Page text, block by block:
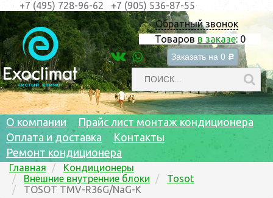
Обратный звонок
Товаров в заказе: 0
Заказать на 0 c
+7 (495) 728-96-62 +7 (905) 536-87-55
О компании
Прайс лист монтаж кондиционера
Оплата и доставка
Контакты
Ремонт кондиционера
Главная
Кондиционеры
Внешние внутренние блоки
Tosot
TOSOT TMV-R36G/NaG-K